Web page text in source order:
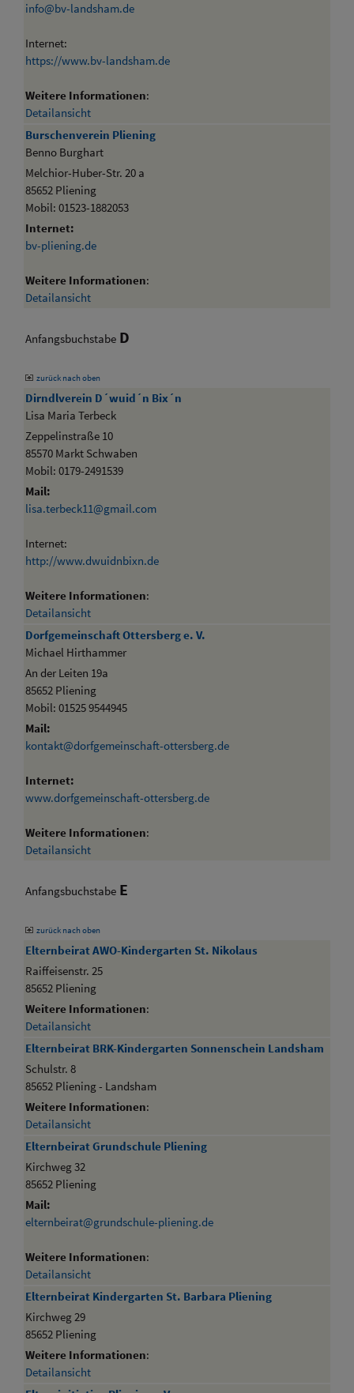
info@bv-landsham.de
Internet:
https://www.bv-landsham.de
Weitere Informationen:
Detailansicht
Burschenverein Pliening
Benno Burghart
Melchior-Huber-Str. 20 a
85652 Pliening
Mobil: 01523-1882053
Internet:
bv-pliening.de
Weitere Informationen:
Detailansicht
Anfangsbuchstabe D
zurück nach oben
Dirndlverein D´wuid´n Bix´n
Lisa Maria Terbeck
Zeppelinstraße 10
85570 Markt Schwaben
Mobil: 0179-2491539
Mail:
lisa.terbeck11@gmail.com
Internet:
http://www.dwuidnbixn.de
Weitere Informationen:
Detailansicht
Dorfgemeinschaft Ottersberg e. V.
Michael Hirthammer
An der Leiten 19a
85652 Pliening
Mobil: 01525 9544945
Mail:
kontakt@dorfgemeinschaft-ottersberg.de
Internet:
www.dorfgemeinschaft-ottersberg.de
Weitere Informationen:
Detailansicht
Anfangsbuchstabe E
zurück nach oben
Elternbeirat AWO-Kindergarten St. Nikolaus
Raiffeisenstr. 25
85652 Pliening
Weitere Informationen:
Detailansicht
Elternbeirat BRK-Kindergarten Sonnenschein Landsham
Schulstr. 8
85652 Pliening - Landsham
Weitere Informationen:
Detailansicht
Elternbeirat Grundschule Pliening
Kirchweg 32
85652 Pliening
Mail:
elternbeirat@grundschule-pliening.de
Weitere Informationen:
Detailansicht
Elternbeirat Kindergarten St. Barbara Pliening
Kirchweg 29
85652 Pliening
Weitere Informationen:
Detailansicht